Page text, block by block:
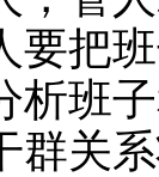
要把
析班
群关